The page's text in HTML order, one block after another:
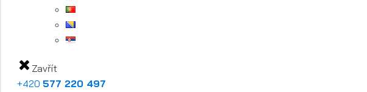
Zavřít
+420 577 220 497